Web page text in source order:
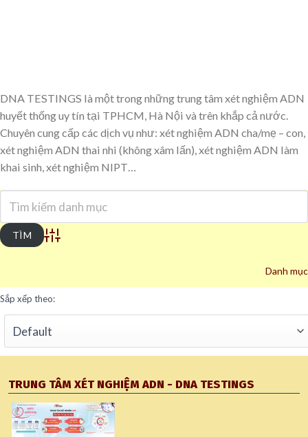
DNA TESTINGS là một trong những trung tâm xét nghiệm ADN
huyết thống uy tín tại TPHCM, Hà Nội và trên khắp cả nước.
Chuyên cung cấp các dịch vụ như: xét nghiệm ADN cha/mẹ – con,
xét nghiệm ADN thai nhi (không xâm lấn), xét nghiệm ADN làm
khai sinh, xét nghiệm NIPT…
Advanced Search
Danh mục
Sắp xếp theo:
TRUNG TÂM XÉT NGHIỆM ADN - DNA TESTINGS